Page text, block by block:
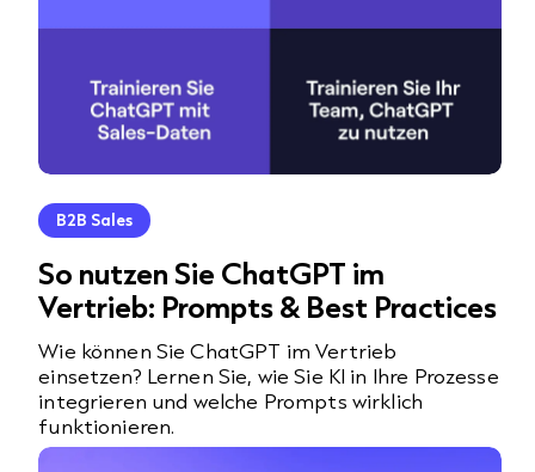
B2B Sales
So nutzen Sie ChatGPT im
Vertrieb: Prompts & Best Practices
Wie können Sie ChatGPT im Vertrieb
einsetzen? Lernen Sie, wie Sie KI in Ihre Prozesse
integrieren und welche Prompts wirklich
funktionieren.